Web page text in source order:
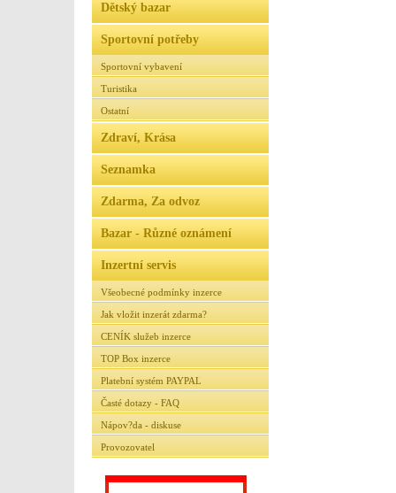
Dětský bazar
Sportovní potřeby
Sportovní vybavení
Turistika
Ostatní
Zdraví, Krása
Seznamka
Zdarma, Za odvoz
Bazar - Různé oznámení
Inzertní servis
Všeobecné podmínky inzerce
Jak vložit inzerát zdarma?
CENÍK služeb inzerce
TOP Box inzerce
Platební systém PAYPAL
Časté dotazy - FAQ
Nápov?da - diskuse
Provozovatel